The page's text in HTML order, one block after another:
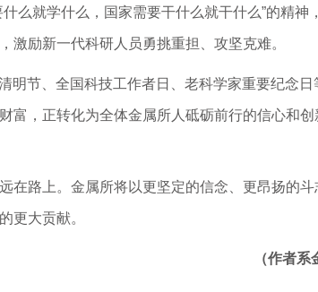
么就学什么，国家需要干什么就干什么”的精神
励新一代科研人员勇挑重担、攻坚克难。
明节、全国科技工作者日、老科学家重要纪念日
富，正转化为全体金属所人砥砺前行的信心和创
在路上。金属所将以更坚定的信念、更昂扬的
更大贡献。
（作者系